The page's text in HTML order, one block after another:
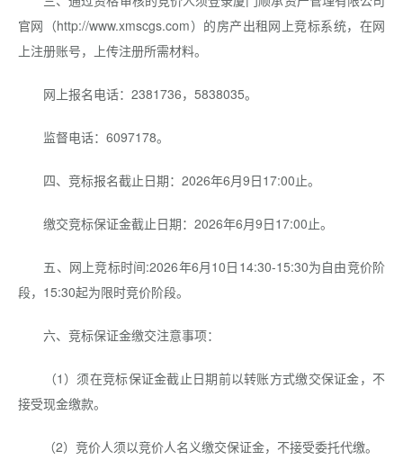
官网（http://www.xmscgs.com）的房产出租网上竞标系统，在网
上注册账号，上传注册所需材料。
网上报名电话：2381736，5838035。
监督电话：6097178。
四、竞标报名截止日期：2026年6月9日17:00止。
缴交竞标保证金截止日期：2026年6月9日17:00止。
五、网上竞标时间:2026年6月10日14:30-15:30为自由竞价阶
段，15:30起为限时竞价阶段。
六、竞标保证金缴交注意事项：
（1）须在竞标保证金截止日期前以转账方式缴交保证金，不
接受现金缴款。
（2）竞价人须以竞价人名义缴交保证金，不接受委托代缴。